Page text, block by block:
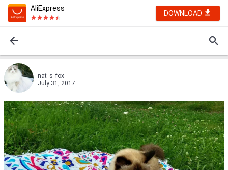
AliExpress
DOWNLOAD
nat_s_fox
July 31, 2017